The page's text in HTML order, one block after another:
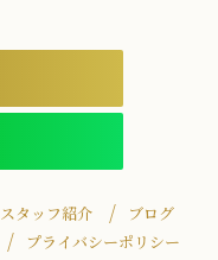
スタッフ紹介
ブログ
プライバシーポリシー